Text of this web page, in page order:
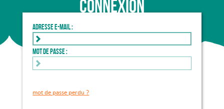
Connexion
Adresse e-mail :
Mot de passe :
mot de passe perdu ?